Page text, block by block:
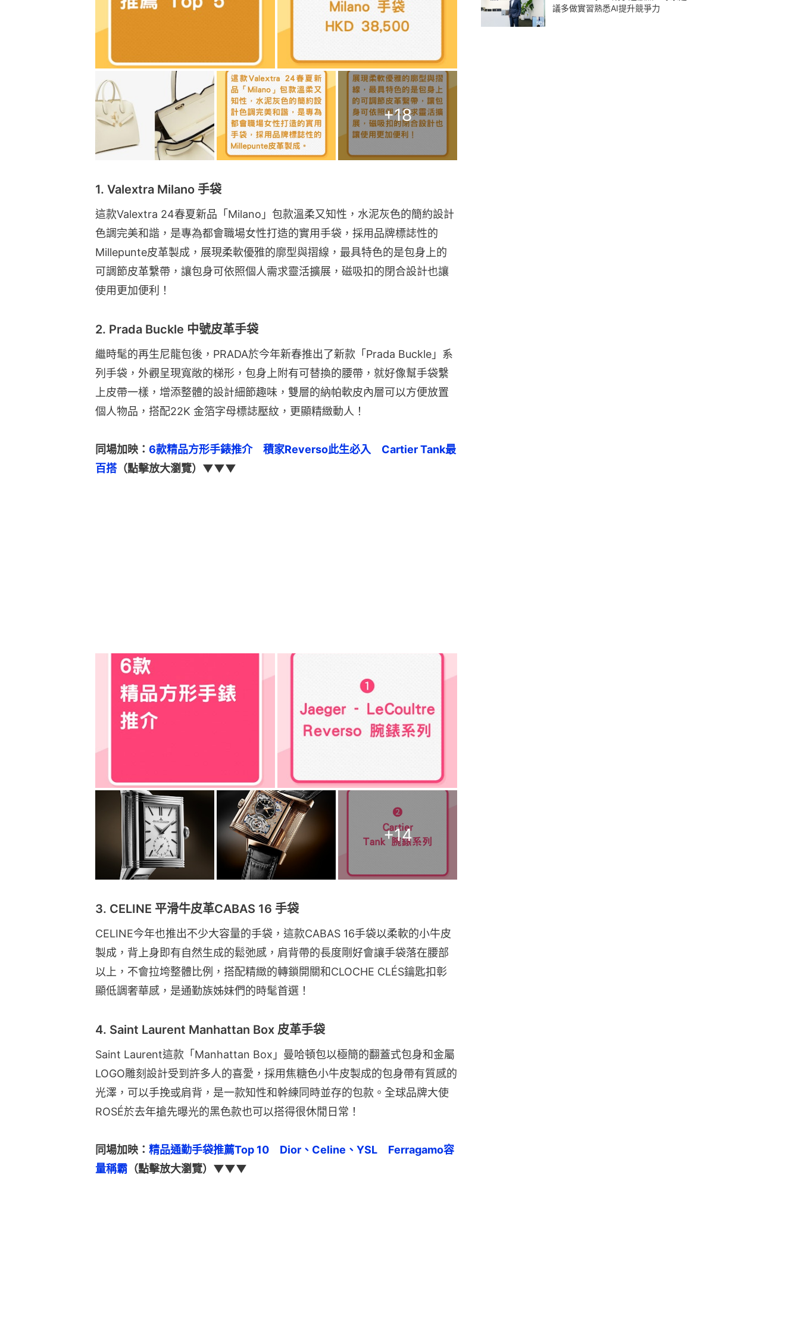
+18
1. Valextra Milano 手袋
這款Valextra 24春夏新品「Milano」包款溫柔又知性，水泥灰色的簡約設計
色調完美和諧，是專為都會職場女性打造的實用手袋，採用品牌標誌性的
Millepunte皮革製成，展現柔軟優雅的廓型與摺線，最具特色的是包身上的
可調節皮革繫帶，讓包身可依照個人需求靈活擴展，磁吸扣的閉合設計也讓
使用更加便利！
2. Prada Buckle 中號皮革手袋
繼時髦的再生尼龍包後，PRADA於今年新春推出了新款「Prada Buckle」系
列手袋，外觀呈現寬敞的梯形，包身上附有可替換的腰帶，就好像幫手袋繫
上皮帶一樣，增添整體的設計細節趣味，雙層的納帕軟皮內層可以方便放置
個人物品，搭配22K 金箔字母標誌壓紋，更顯精緻動人！
同場加映： 6款精品方形手錶推介　積家Reverso此生必入　Cartier Tank最
百搭（點擊放大瀏覽）▼▼▼
+14
3. CELINE 平滑牛皮革CABAS 16 手袋
CELINE今年也推出不少大容量的手袋，這款CABAS 16手袋以柔軟的小牛皮
製成，背上身即有自然生成的鬆弛感，肩背帶的長度剛好會讓手袋落在腰部
以上，不會拉垮整體比例，搭配精緻的轉鎖開關和CLOCHE CLÉS鑰匙扣彰
顯低調奢華感，是通勤族姊妹們的時髦首選！
4. Saint Laurent Manhattan Box 皮革手袋
Saint Laurent這款「Manhattan Box」曼哈頓包以極簡的翻蓋式包身和金屬
LOGO雕刻設計受到許多人的喜愛，採用焦糖色小牛皮製成的包身帶有質感的
光澤，可以手挽或肩背，是一款知性和幹練同時並存的包款。全球品牌大使
ROSÉ於去年搶先曝光的黑色款也可以搭得很休閒日常！
同場加映： 精品通勤手袋推薦Top 10　Dior、Celine、YSL　Ferragamo容
量稱霸 （點擊放大瀏覽）▼▼▼
議多做實習熟悉AI提升競爭力